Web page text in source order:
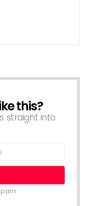
this?
straight into